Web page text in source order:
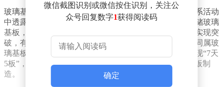
玻璃基板业务成为近期投资热点。蓝思科技在投资者关系活动
中透露，公司正与全球头部硬盘厂商合作开发高密度存储玻璃
基板，2026年将进入验证及小规模试产阶段。该技术若实现突
破，有望在存储设备领域开辟新的增长极。与此同时，同属玻
璃基板概念的红星发展股价表现强劲，早盘快速涨停实现“7天
5板”，其生产的高纯碳酸钡产品广泛应用于光学玻璃基板制
造。
微信截图识别或微信按住识别，关注公
众号回复数字1获得阅读码
确定